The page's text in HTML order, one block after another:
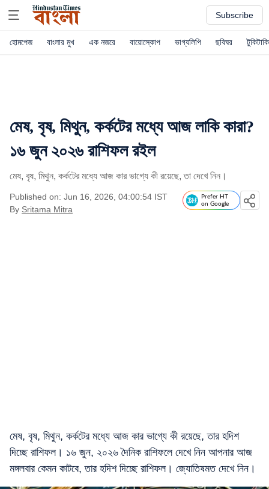
Subscribe
হোমপেজ বাংলার মুখ এক নজরে বায়োস্কোপ ভাগ্যলিপি ছবিঘর টুকিটাকি
মেষ, বৃষ, মিথুন, কর্কটের মধ্যে আজ লাকি কারা?
১৬ জুন ২০২৬ রাশিফল রইল
মেষ, বৃষ, মিথুন, কর্কটের মধ্যে আজ কার ভাগ্যে কী রয়েছে, তা দেখে নিন।
Published on: Jun 16, 2026, 04:00:54 IST
By Sritama Mitra
Prefer HT
on Google
মেষ, বৃষ, মিথুন, কর্কটের মধ্যে আজ কার ভাগ্যে কী রয়েছে, তার হদিশ
দিচ্ছে রাশিফল। ১৬ জুন, ২০২৬ দৈনিক রাশিফলে দেখে নিন আপনার আজ
মঙ্গলবার কেমন কাটবে, তার হদিশ দিচ্ছে রাশিফল। জ্যোতিষমত দেখে নিন।